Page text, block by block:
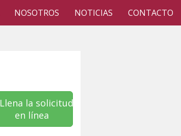
NOSOTROS NOTICIAS CONTACTO
Llena la solicitud
en línea